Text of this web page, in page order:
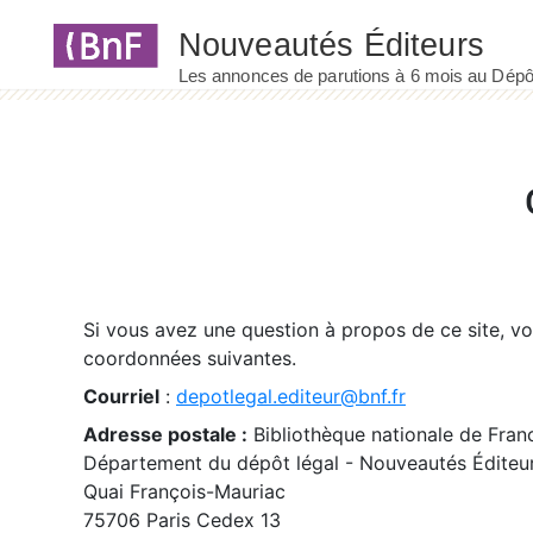
Si vous avez une question à propos de ce site,
coordonnées suivantes.
Courriel : depotlegal.editeur@bnf.fr
Adresse postale : Bibliothèque nationale de
Département du dépôt légal - Nouveautés
Quai François-Mauriac
75706 Paris Cedex 13